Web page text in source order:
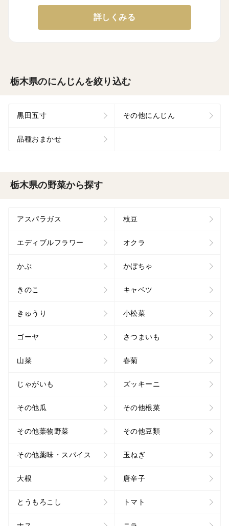
詳しくみる
栃木県のにんじんを絞り込む
黒田五寸 その他にんじん
品種おまかせ
栃木県の野菜から探す
アスパラガス 枝豆
エディブルフラワー オクラ
かぶ かぼちゃ
きのこ キャベツ
きゅうり 小松菜
ゴーヤ さつまいも
山菜 春菊
じゃがいも ズッキーニ
その他瓜 その他根菜
その他葉物野菜 その他豆類
その他薬味・スパイス 玉ねぎ
大根 唐辛子
とうもろこし トマト